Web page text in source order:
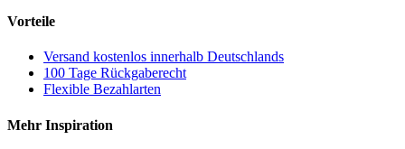
Vorteile
Versand kostenlos innerhalb Deutschlands
100 Tage Rückgaberecht
Flexible Bezahlarten
Mehr Inspiration